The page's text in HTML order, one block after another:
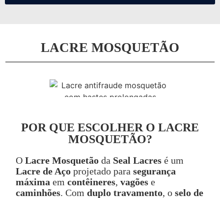
LACRE MOSQUETÃO
POR QUE ESCOLHER O LACRE
MOSQUETÃO?
O Lacre Mosquetão da Seal Lacres é um
Lacre de Aço projetado para segurança
máxima em contêineres, vagões e
caminhões. Com duplo travamento, o selo de